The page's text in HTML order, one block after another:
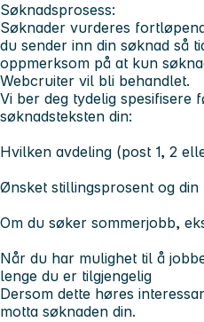
Søknadsprosess:
Søknader vurderes
du sender inn din søknad så
oppmerksom på at kun
Webcruiter vil bli behandlet.
Vi ber deg tydelig spesifisere
søknadsteksten din:
Hvilken avdeling (post 1, 2
Ønsket stillingsprosent og din
Om du søker sommerjobb,
Når du har mulighet til å
lenge du er tilgjengelig
Dersom dette høres
motta søknaden din.